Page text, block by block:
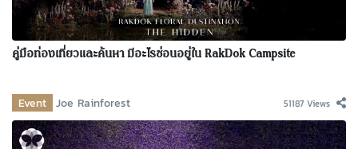
คู่มือท่องเที่ยวและค้นหา มีอะไรซ่อนอยู่ใน RakDok Campsite
Event Joe Rainforest 51187 Views